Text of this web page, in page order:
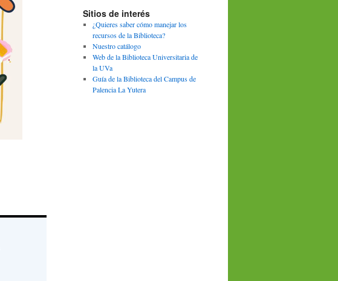
Sitios de interés
¿Quieres saber cómo manejar los
recursos de la Biblioteca?
Nuestro catálogo
Web de la Biblioteca Universitaria de
la UVa
Guía de la Biblioteca del Campus de
Palencia La Yutera